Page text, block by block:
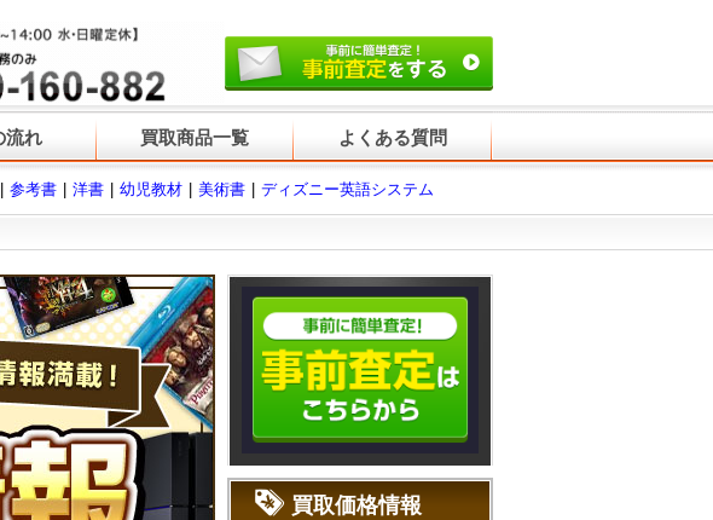
流れ 買取商品一覧 よくある質問
参考書 洋書 幼児教材 美術書 ディズニー英語システム
買取価格情報